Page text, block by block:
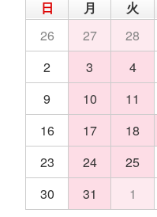
日 月 火
26
27 28
2
3 4
9
10 11
16
17 18
23
24 25
30
31 1